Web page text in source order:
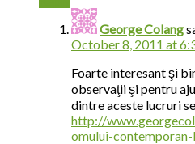
George Colang
October 8, 2011 at
Foarte interesant şi
observaţii şi pentru
dintre aceste lucruri
http://
omului-